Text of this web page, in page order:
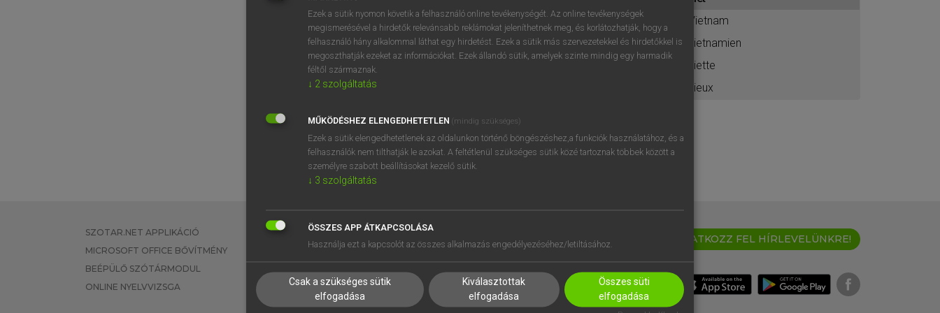
BELÉPÉS
próbaverziójának elindításához
regisztrálok ésbelépek.
REGISZTRÁCIÓ
Vietnam
vietnamien
viette
vieux
SZOTAR.NET APPLIKÁCIÓ
MICROSOFT OFFICE BŐVÍTMÉNY
BEÉPÜLŐ SZÓTÁRMODUL
ONLINE NYELVVIZSGA
EGYÉNI FELHASZNÁLÓKNAK
TANULÓKNAK
VÁLLALATI MEGOLDÁSOK
SÚGÓ
RÓLUNK
SÜTI BEÁLLÍTÁSOK
IRATKOZZ FEL HÍRLEVELÜNKRE!
Ezek a sütik nyomon követik a felhasználó online tevékenységét. Az online tevékenységek
megismerésével a hirdetők relevánsabb reklámokat jeleníthetnek meg, és korlátozhatják, hogy a
felhasználó hány alkalommal láthat egy hirdetést. Ezek a sütik más szervezetekkel és hirdetőkkel is
megoszthatják ezeket az információkat. Ezek állandó sütik, amelyek szinte mindig egy harmadik
féltől származnak.
↓ 2 szolgáltatás
MŰKÖDÉSHEZ ELENGEDHETETLEN (mindig szükséges)
Ezek a sütik elengedhetetlenek az oldalunkon történő böngészéshez,a funkciók használatához, és a
felhasználók nem tilthatják le azokat. A feltétlenül szükséges sütik közé tartoznak többek között a
személyre szabott beállításokat kezelő sütik.
↓ 3 szolgáltatás
ÖSSZES APP ÁTKAPCSOLÁSA
Használja ezt a kapcsolót az összes alkalmazás engedélyezéséhez/letiltásához.
Csak a szükséges sütik
elfogadása
Kiválasztottak
elfogadása
Összes süti
elfogadása